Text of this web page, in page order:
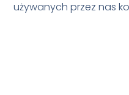
używanych przez nas